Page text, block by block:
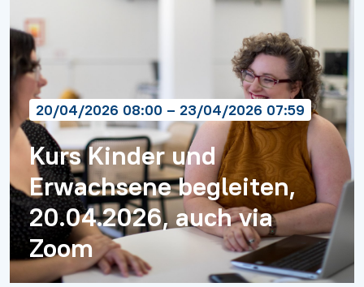
20/04/2026 08:00 – 23/04/2026 07:59
Kurs Kinder und
Erwachsene begleiten,
20.04.2026, auch via
Zoom